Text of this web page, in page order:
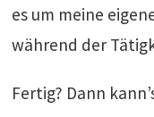
es um meine
während der
Fertig? Dann